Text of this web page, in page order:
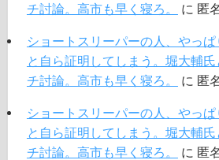
チ討論。高市も早く寝ろ。
に 匿
ショートスリーパーの人、やっぱ
と自ら証明してしまう。堀大輔
チ討論。高市も早く寝ろ。
に 匿
ショートスリーパーの人、やっぱ
と自ら証明してしまう。堀大輔
チ討論。高市も早く寝ろ。
に 匿